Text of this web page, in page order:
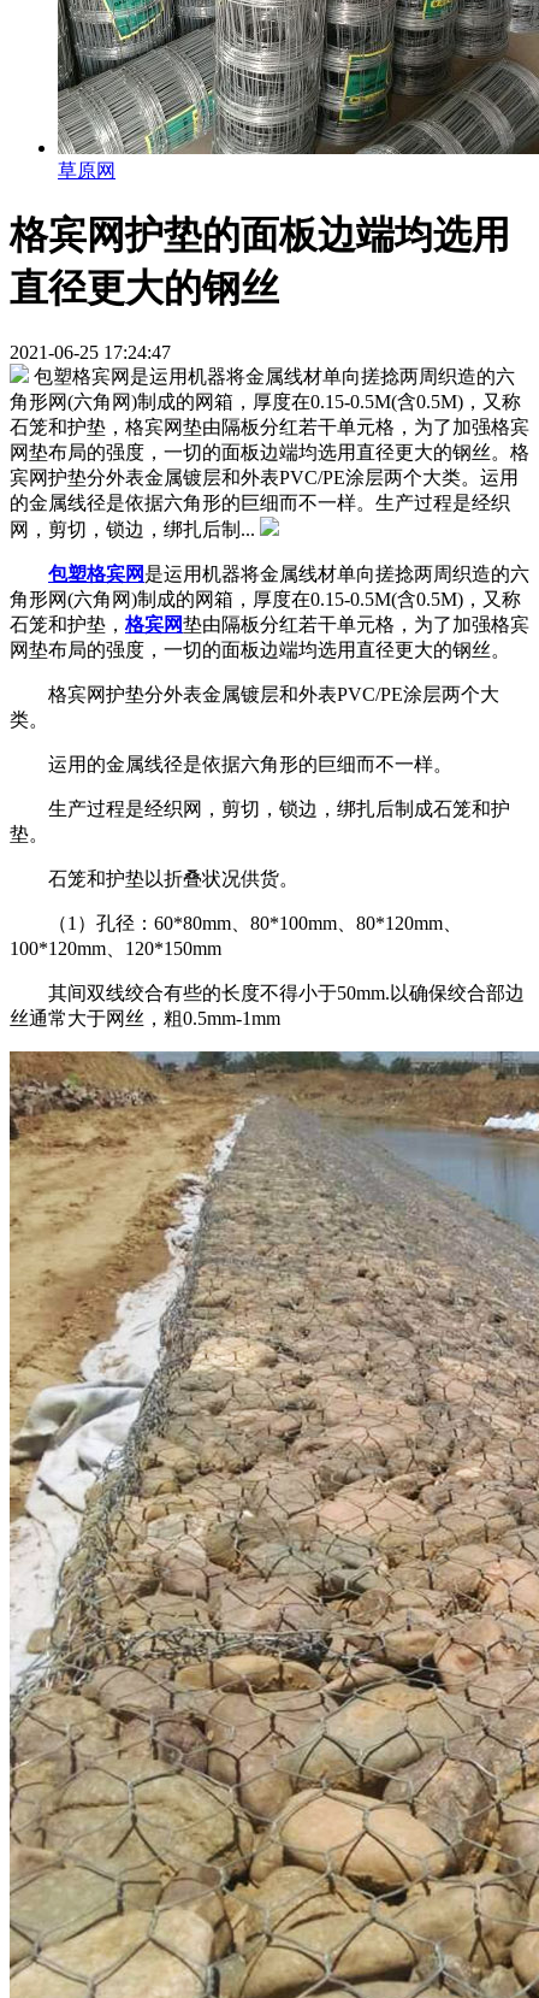
草原网
格宾网护垫的面板边端均选用
直径更大的钢丝
2021-06-25 17:24:47
包塑格宾网是运用机器将金属线材单向搓捻两周织造的六
角形网(六角网)制成的网箱，厚度在0.15-0.5M(含0.5M)，又称
石笼和护垫，格宾网垫由隔板分红若干单元格，为了加强格宾
网垫布局的强度，一切的面板边端均选用直径更大的钢丝。格
宾网护垫分外表金属镀层和外表PVC/PE涂层两个大类。运用
的金属线径是依据六角形的巨细而不一样。生产过程是经织
网，剪切，锁边，绑扎后制...
包塑格宾网是运用机器将金属线材单向搓捻两周织造的六
角形网(六角网)制成的网箱，厚度在0.15-0.5M(含0.5M)，又称
石笼和护垫， 格宾网垫由隔板分红若干单元格，为了加强格宾
网垫布局的强度，一切的面板边端均选用直径更大的钢丝。
格宾网护垫分外表金属镀层和外表PVC/PE涂层两个大
类。
运用的金属线径是依据六角形的巨细而不一样。
生产过程是经织网，剪切，锁边，绑扎后制成石笼和护
垫。
石笼和护垫以折叠状况供货。
（1）孔径：60*80mm、80*100mm、80*120mm、
100*120mm、120*150mm
其间双线绞合有些的长度不得小于50mm.以确保绞合部边
丝通常大于网丝，粗0.5mm-1mm